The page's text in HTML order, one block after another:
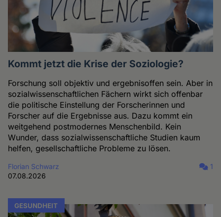
Kommt jetzt die Krise der Soziologie?
Forschung soll objektiv und ergebnisoffen sein. Aber in
sozialwissenschaftlichen Fächern wirkt sich offenbar
die politische Einstellung der Forscherinnen und
Forscher auf die Ergebnisse aus. Dazu kommt ein
weitgehend postmodernes Menschenbild. Kein
Wunder, dass sozialwissenschaftliche Studien kaum
helfen, gesellschaftliche Probleme zu lösen.
Florian Schwarz
07.08.2026
1
GESUNDHEIT